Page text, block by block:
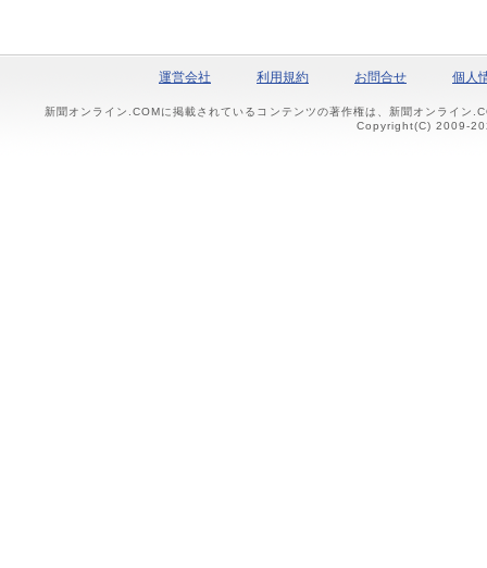
運営会社 利用規約 お問合せ 個人
新聞オンライン.COMに掲載されているコンテンツの著作権は、新聞オンライン
Copyright(C) 2009-